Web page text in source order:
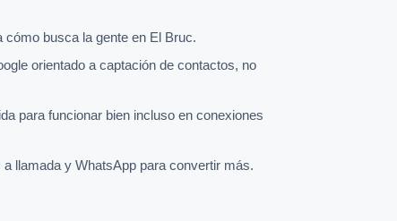
cómo busca la gente en El Bruc.
orientado a captación de contactos, no
para funcionar bien incluso en conexiones
llamada y WhatsApp para convertir más.